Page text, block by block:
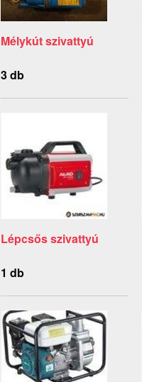
Mélykút szivattyú
3 db
Lépcsős szivattyú
1 db